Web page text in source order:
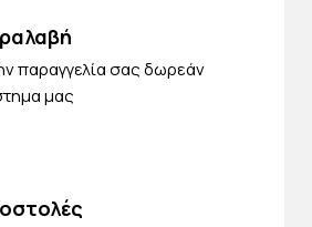
παραγγελία σας δωρεάν
μας